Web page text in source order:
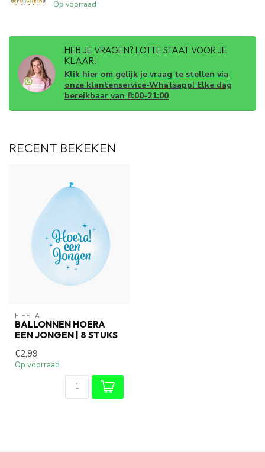
Op voorraad
HEB JE VRAGEN? LOTTE STAAT VOOR JE
KLAAR!
Klik hier om gelijk je vraag te stellen via
onze klantenservice-Whatsapp! Elke dag
bereikbaar van 8:00-21:00
RECENT BEKEKEN
FIESTA
BALLONNEN HOERA
EEN JONGEN | 8 STUKS
€2,99
Op voorraad